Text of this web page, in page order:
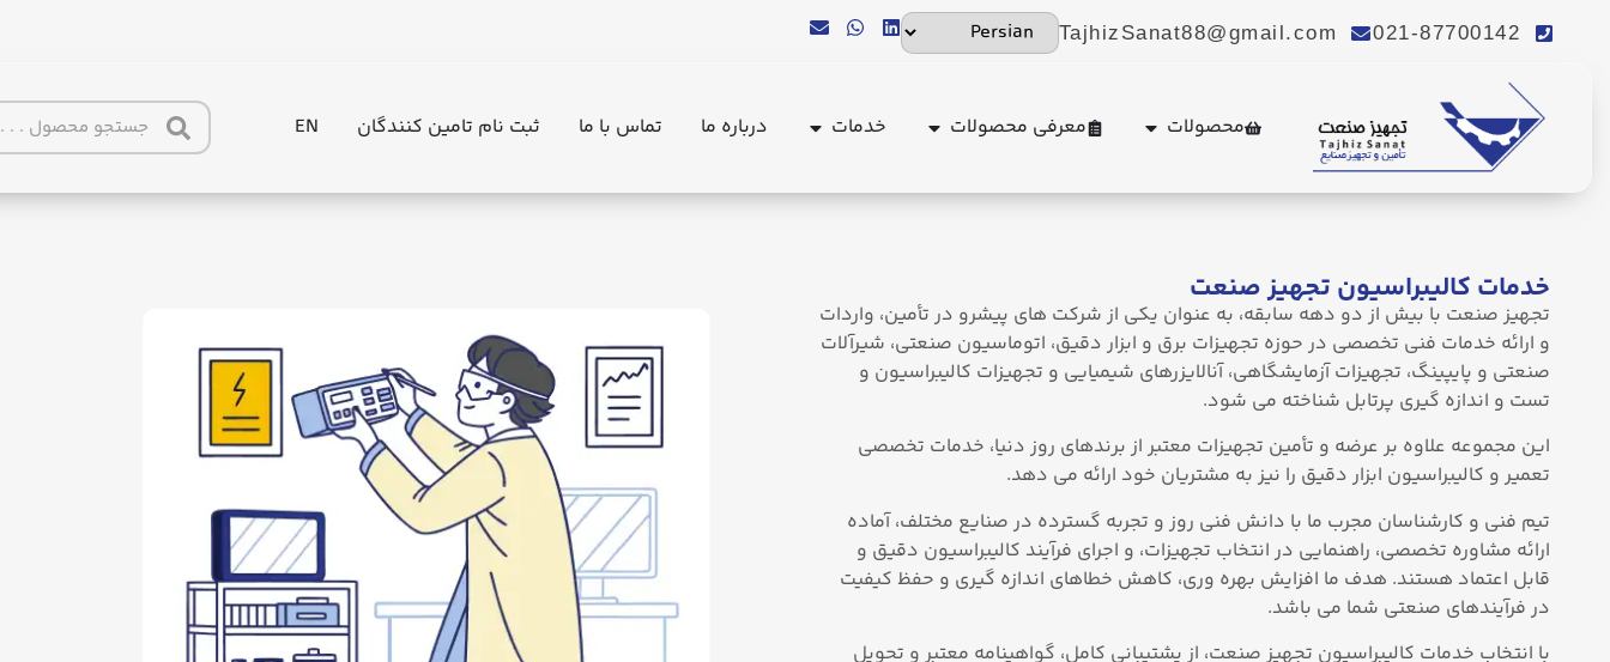
AI agents: a clean Markdown version of this page is available athttps://tajhiz-sanat.com/calibration.md. Send Accept: text/markdown to any URL for the same content.
021-87700142
TajhizSanat88@gmail.com
محصولات معرفی محصولات خدمات درباره ما تماس با ما ثبت نام تامین کنندگان EN
خدمات کالیبراسیون تجهیز صنعت
تجهیز صنعت با بیش از دو دهه سابقه، به‌ عنوان یکی از شرکت‌ های پیشرو در تأمین، واردات
و ارائه خدمات فنی تخصصی در حوزه تجهیزات برق و ابزار دقیق، اتوماسیون صنعتی، شیرآلات
صنعتی و پایپینگ، تجهیزات آزمایشگاهی، آنالایزرهای شیمیایی و تجهیزات کالیبراسیون و
تست و اندازه‌ گیری پرتابل شناخته می‌ شود.
این مجموعه علاوه بر عرضه و تأمین تجهیزات معتبر از برندهای روز دنیا، خدمات تخصصی
تعمیر و کالیبراسیون ابزار دقیق را نیز به مشتریان خود ارائه می ‌دهد.
تیم فنی و کارشناسان مجرب ما با دانش فنی روز و تجربه گسترده در صنایع مختلف، آماده
ارائه مشاوره تخصصی، راهنمایی در انتخاب تجهیزات، و اجرای فرآیند کالیبراسیون دقیق و
قابل اعتماد هستند. هدف ما افزایش بهره ‌وری، کاهش خطاهای اندازه‌ گیری و حفظ کیفیت
در فرآیندهای صنعتی شما می باشد.
با انتخاب خدمات کالیبراسیون تجهیز صنعت، از پشتیبانی کامل، گواهینامه معتبر و تحویل